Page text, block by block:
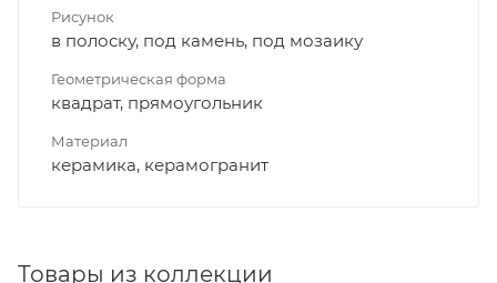
Рисунок
в полоску, под камень, под мозаику
Геометрическая форма
квадрат, прямоугольник
Материал
керамика, керамогранит
Товары из коллекции